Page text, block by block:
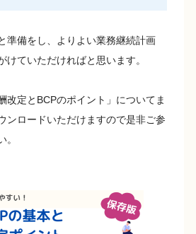
準備をし、よりよい業務継続計画
けていただければと思います。
改定とBCPのポイント」についてま
ンロードいただけますので是非ご参
。